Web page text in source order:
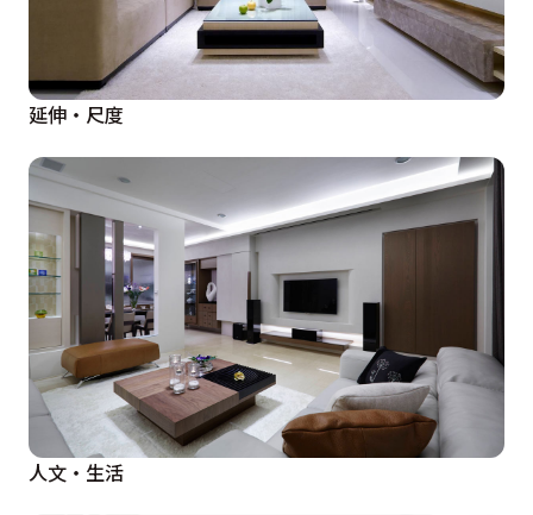
延伸‧尺度
人文‧生活